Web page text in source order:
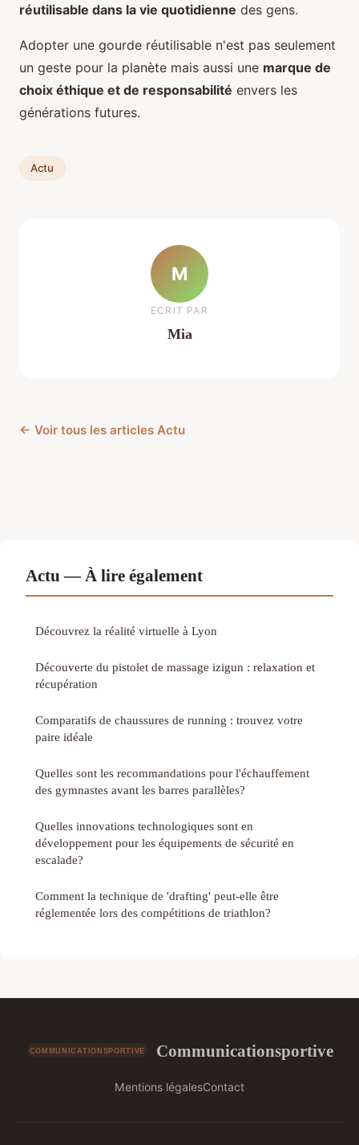
réutilisable dans la vie quotidienne des gens.
Adopter une gourde réutilisable n'est pas seulement
un geste pour la planète mais aussi une marque de
choix éthique et de responsabilité envers les
générations futures.
Actu
M
ECRIT PAR
Mia
← Voir tous les articles Actu
Actu — À lire également
Découvrez la réalité virtuelle à Lyon
Découverte du pistolet de massage izigun : relaxation et
récupération
Comparatifs de chaussures de running : trouvez votre
paire idéale
Quelles sont les recommandations pour l'échauffement
des gymnastes avant les barres parallèles?
Quelles innovations technologiques sont en
développement pour les équipements de sécurité en
escalade?
Comment la technique de 'drafting' peut-elle être
réglementée lors des compétitions de triathlon?
Communicationsportive
Mentions légalesContact